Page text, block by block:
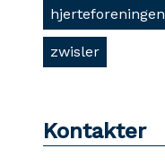
hjerteforeningen
zwisler
Kontakter